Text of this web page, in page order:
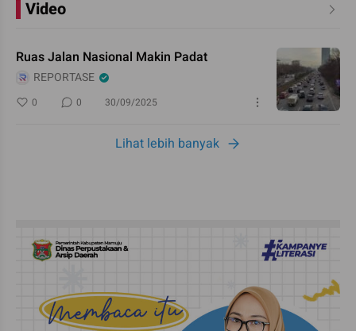
Video
Ruas Jalan Nasional Makin Padat
REPORTASE
0 0 30/09/2025
Lihat lebih banyak